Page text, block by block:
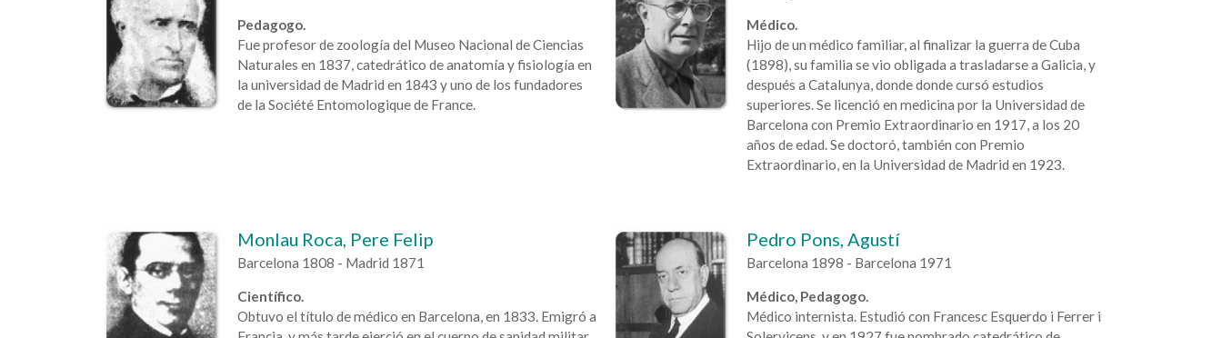
Pedagogo.
Fue profesor de zoología del Museo Nacional de Ciencias
Naturales en 1837, catedrático de anatomía y fisiología en
la universidad de Madrid en 1843 y uno de los fundadores
de la Société Entomologique de France.
Médico.
Hijo de un médico familiar, al finalizar la guerra de Cuba
(1898), su familia se vio obligada a trasladarse a Galicia, y
después a Catalunya, donde donde cursó estudios
superiores. Se licenció en medicina por la Universidad de
Barcelona con Premio Extraordinario en 1917, a los 20
años de edad. Se doctoró, también con Premio
Extraordinario, en la Universidad de Madrid en 1923.
Monlau Roca, Pere Felip
Barcelona 1808 - Madrid 1871
Científico.
Obtuvo el título de médico en Barcelona, en 1833. Emigró a
Pedro Pons, Agustí
Barcelona 1898 - Barcelona 1971
Médico, Pedagogo.
Médico internista. Estudió con Francesc Esquerdo i Ferrer i